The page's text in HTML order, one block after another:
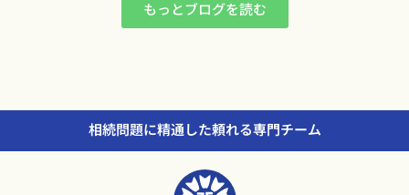
もっとブログを読む
相続問題に精通した頼れる専門チーム